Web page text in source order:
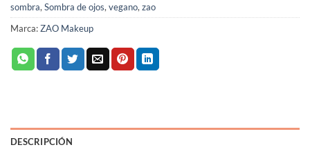
sombra,Sombra de ojos,vegano,zao
Marca:ZAO Makeup
DESCRIPCIÓN